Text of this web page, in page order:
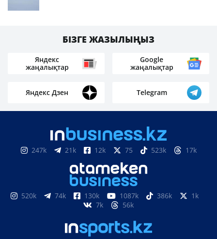
БІЗГЕ ЖАЗЫЛЫҢЫЗ
Яндекс
жаңалықтар
Google
жаңалықтар
Яндекс Дзен Telegram
247k 21k 12k 75 523k 17k
520k 74k 130k 1087k 386k
1k
7k
56k